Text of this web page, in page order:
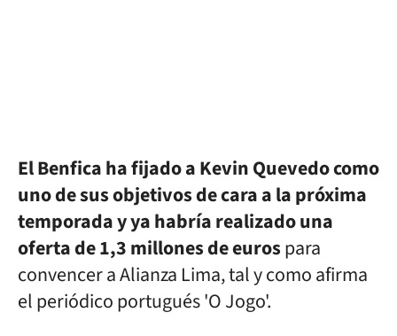
El Benfica ha fijado a Kevin Quevedo como
uno de sus objetivos de cara a la próxima
temporada y ya habría realizado una
oferta de 1,3 millones de eurospara
convencer a Alianza Lima, tal y como afirma
el periódico portugués 'O Jogo'.